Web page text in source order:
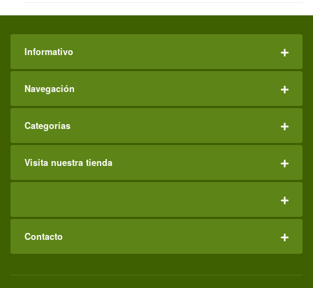
Informativo
Navegación
Categorías
Visita nuestra tienda
Contacto